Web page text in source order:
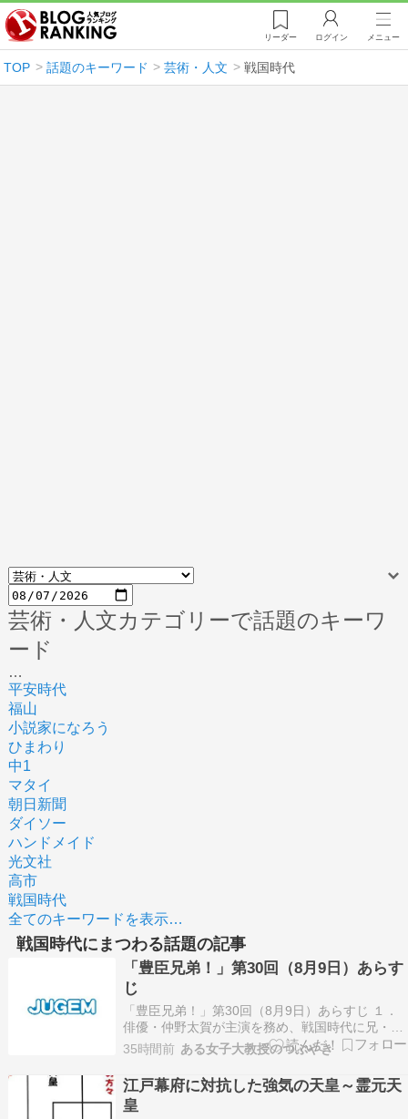
リーダー ログイン メニュー
TOP 話題のキーワード 芸術・人文 戦国時代
芸術・人文カテゴリーで話題のキーワ
ード
…
平安時代
福山
小説家になろう
ひまわり
中1
マタイ
朝日新聞
ダイソー
ハンドメイド
光文社
高市
戦国時代
全てのキーワードを表示…
戦国時代にまつわる話題の記事
「豊臣兄弟！」第30回（8月9日）あらす
じ
「豊臣兄弟！」第30回（8月9日）あらすじ １．
俳優・仲野太賀が主演を務め、戦国時代に兄・秀
吉が天下統一を成し遂げる姿を、弟・秀長の目線
で描く大河ドラマ『豊臣兄弟』。8月2日は放送休
止だったため、次回8月9日放送...続きを読む >>
35時間前 ある女子大教授のつぶやき
江戸幕府に対抗した強気の天皇～霊元天
皇